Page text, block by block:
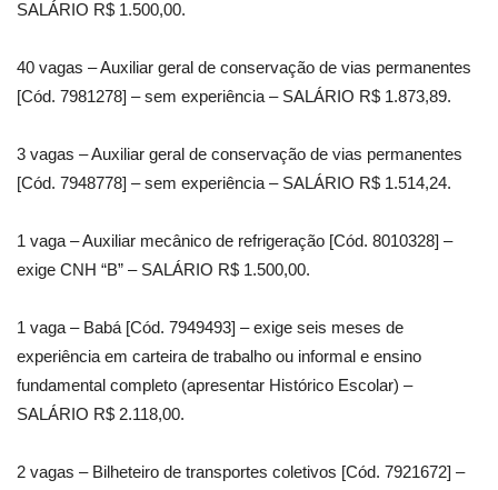
SALÁRIO R$ 1.500,00.
40 vagas – Auxiliar geral de conservação de vias permanentes
[Cód. 7981278] – sem experiência – SALÁRIO R$ 1.873,89.
3 vagas – Auxiliar geral de conservação de vias permanentes
[Cód. 7948778] – sem experiência – SALÁRIO R$ 1.514,24.
1 vaga – Auxiliar mecânico de refrigeração [Cód. 8010328] –
exige CNH “B” – SALÁRIO R$ 1.500,00.
1 vaga – Babá [Cód. 7949493] – exige seis meses de
experiência em carteira de trabalho ou informal e ensino
fundamental completo (apresentar Histórico Escolar) –
SALÁRIO R$ 2.118,00.
2 vagas – Bilheteiro de transportes coletivos [Cód. 7921672] –